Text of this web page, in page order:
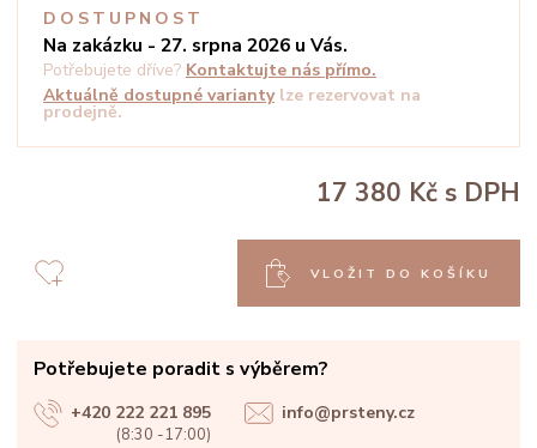
DOSTUPNOST
Na zakázku - 27. srpna 2026 u Vás.
Potřebujete dříve? Kontaktujte nás přímo.
Aktuálně dostupné varianty lze rezervovat na
prodejně.
17 380 Kč s DPH
VLOŽIT DO KOŠÍKU
Potřebujete poradit s výběrem?
+420 222 221 895
(8:30 -17:00)
info@prsteny.cz